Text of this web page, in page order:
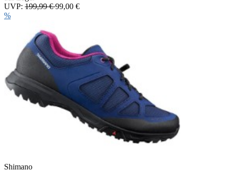
UVP: 199,99 € 99,00 €
%
Shimano